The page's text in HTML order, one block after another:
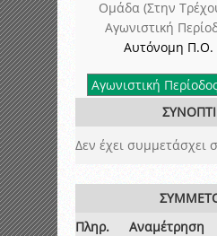
Ομάδα (Στην
Αγωνιστική
Αυτόνομη Π.Ο.
Δεν έχει συμμετάσχει
Πληρ.
Αναμέτρηση